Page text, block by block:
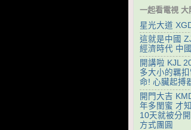
一起看電視 大
星光大道
這就是中國
經濟時代 中
開講啦 KJL
多大小的羈
命! 心臟起搏
開門大吉
年多閨蜜 才
10天就被分
方式團圓